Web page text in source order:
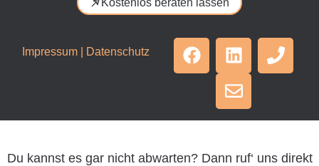
Kostenlos beraten lassen
Impressum| Datenschutz
Du kannst es gar nicht abwarten? Dann ruf‘ uns direkt